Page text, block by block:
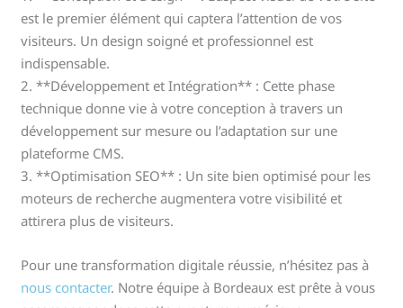
est le premier élément qui captera l’attention de vos
visiteurs. Un design soigné et professionnel est
indispensable.
2. **Développement et Intégration** : Cette phase
technique donne vie à votre conception à travers un
développement sur mesure ou l’adaptation sur une
plateforme CMS.
3. **Optimisation SEO** : Un site bien optimisé pour les
moteurs de recherche augmentera votre visibilité et
attirera plus de visiteurs.
Pour une transformation digitale réussie, n’hésitez pas à
nous contacter. Notre équipe à Bordeaux est prête à vous